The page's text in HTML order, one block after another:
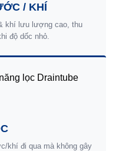
/ KHÍ
khí lưu lượng cao, thu
độ dốc nhỏ.
khí đi qua mà không gây